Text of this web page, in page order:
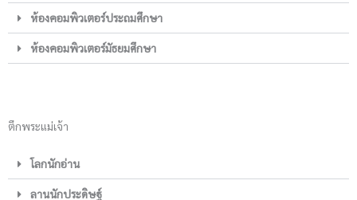
ห้องคอมพิวเตอร์ประถมศึกษา
ห้องคอมพิวเตอร์มัธยมศึกษา
ตึกพระแม่เจ้า
โลกนักอ่าน
ลานนักประดิษฐ์